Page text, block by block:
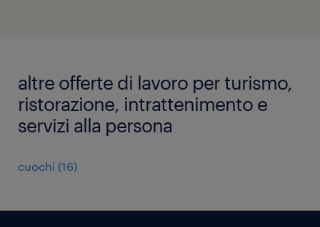
altre offerte di lavoro per turismo,
ristorazione, intrattenimento e
servizi alla persona
cuochi (16)